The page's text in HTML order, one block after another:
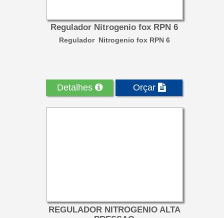
Regulador Nitrogenio fox RPN 6
Regulador Nitrogenio fox RPN 6
Detalhes Orçar
REGULADOR NITROGENIO ALTA